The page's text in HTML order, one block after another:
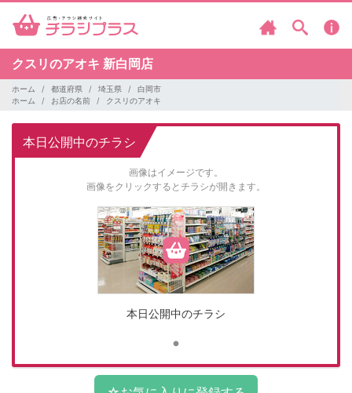
クスリのアオキ 新白岡店
ホーム 都道府県 埼玉県
白岡市
ホーム
お店の名前 クスリのアオキ
本日公開中のチラシ
画像はイメージです。
画像をクリックするとチラシが開きます。
本日公開中のチラシ